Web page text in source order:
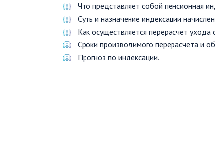
Что представляет собой пенсионная
Суть и назначение индексации
Как осуществляется перерасчет ухода
Сроки производимого перерасчета и
Прогноз по индексации.